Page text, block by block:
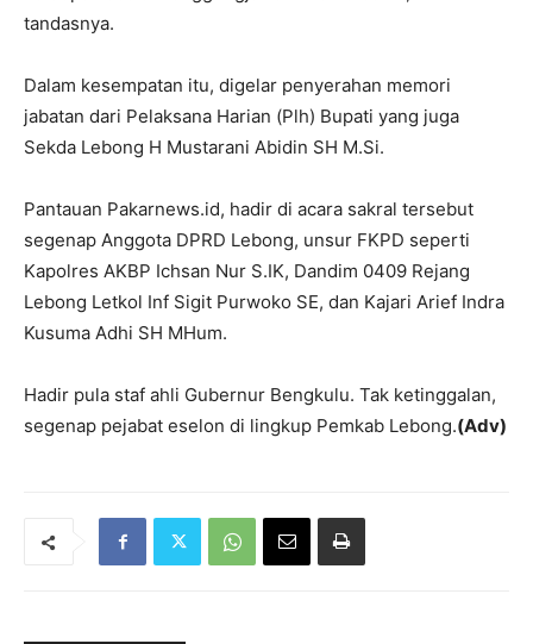
tandasnya.
Dalam kesempatan itu, digelar penyerahan memori
jabatan dari Pelaksana Harian (Plh) Bupati yang juga
Sekda Lebong H Mustarani Abidin SH M.Si.
Pantauan Pakarnews.id, hadir di acara sakral tersebut
segenap Anggota DPRD Lebong, unsur FKPD seperti
Kapolres AKBP Ichsan Nur S.IK, Dandim 0409 Rejang
Lebong Letkol Inf Sigit Purwoko SE, dan Kajari Arief Indra
Kusuma Adhi SH MHum.
Hadir pula staf ahli Gubernur Bengkulu. Tak ketinggalan,
segenap pejabat eselon di lingkup Pemkab Lebong.(Adv)